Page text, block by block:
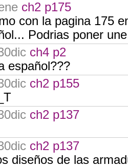
ch2 p175
con la pagina 175
Podrias poner
ch4 p2
español???
ch2 p155
ch2 p137
ch2 p137
diseños de las